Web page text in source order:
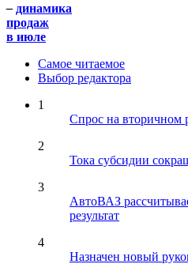
– динамика
продаж
в июле
Самое читаемое
Выбор редактора
1
Спрос на вторичном
2
Тока субсидии
3
АвтоВАЗ
результат
4
Назначен новый